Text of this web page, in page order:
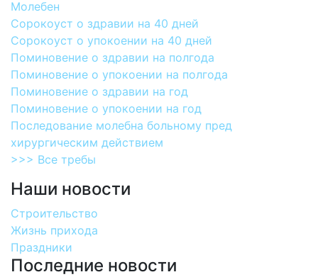
Молебен
Сорокоуст о здравии на 40 дней
Сорокоуст о упокоении на 40 дней
Поминовение о здравии на полгода
Поминовение о упокоении на полгода
Поминовение о здравии на год
Поминовение о упокоении на год
Последование молебна больному пред
хирургическим действием
>>> Все требы
Наши новости
Строительство
Жизнь прихода
Праздники
Последние новости